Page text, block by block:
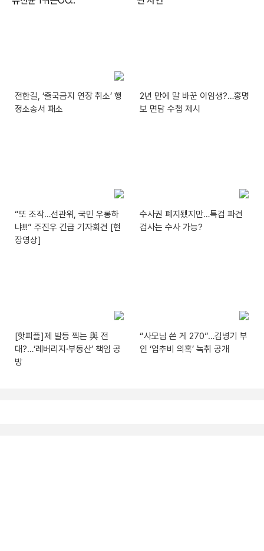
전한길, ‘출국금지 연장 취소’ 행
정소송서 패소
2년 만에 말 바꾼 이임생?…홍명
보 면담 수첩 제시
“또 조작…선관위, 국민 우롱하
냐!!!” 주진우 긴급 기자회견 [현
장영상]
수사권 폐지됐지만…특검 파견
검사는 수사 가능?
[핫피플]제 발등 찍는 與 전
대?…‘레버리지·부동산’ 책임 공
방
“사모님 쓴 게 270”…김병기 부
인 ‘업추비 의혹’ 녹취 공개